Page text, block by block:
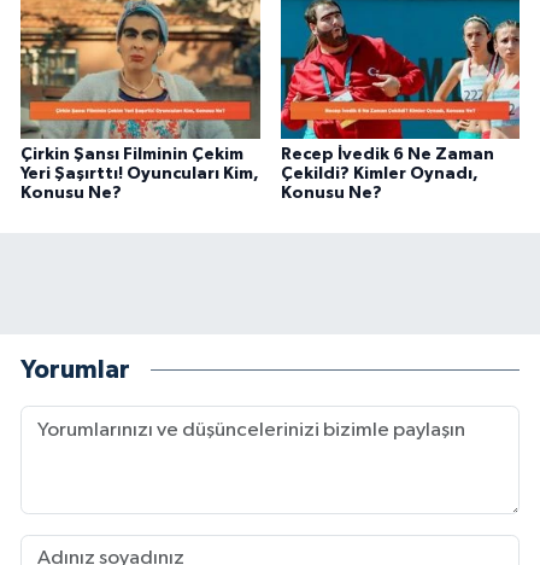
Çirkin Şansı Filminin Çekim
Yeri Şaşırttı! Oyuncuları Kim,
Konusu Ne?
Recep İvedik 6 Ne Zaman
Çekildi? Kimler Oynadı,
Konusu Ne?
Yorumlar